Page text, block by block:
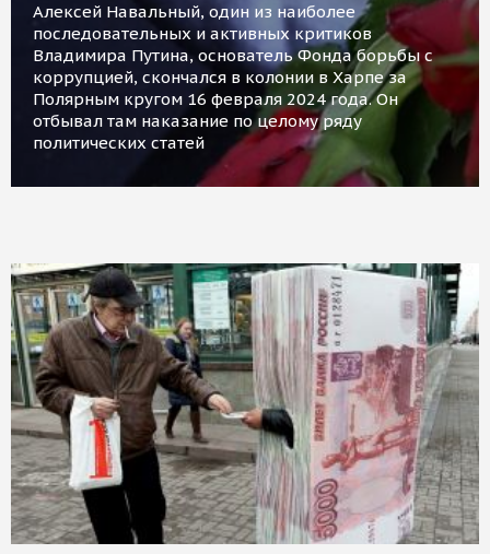
Алексей Навальный, один из наиболее
последовательных и активных критиков
Владимира Путина, основатель Фонда борьбы с
коррупцией, скончался в колонии в Харпе за
Полярным кругом 16 февраля 2024 года. Он
отбывал там наказание по целому ряду
политических статей